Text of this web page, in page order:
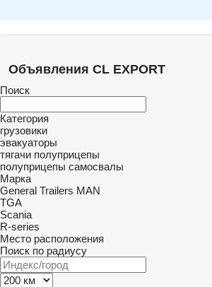
Объявления CL EXPORT
Поиск
Категория
грузовики
эвакуаторы
тягачи полуприцепы
полуприцепы самосвалы
Марка
General Trailers MAN
TGA
Scania
R-series
Место расположения
Поиск по радиусу